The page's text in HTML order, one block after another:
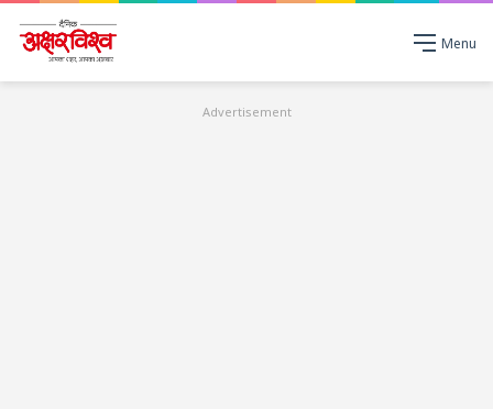
Menu
Advertisement